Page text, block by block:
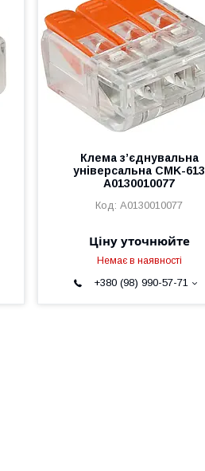
Клема з’єднувальна
універсальна CMK-613
A0130010077
A0130010077
Ціну уточнюйте
Немає в наявності
+380 (98) 990-57-71